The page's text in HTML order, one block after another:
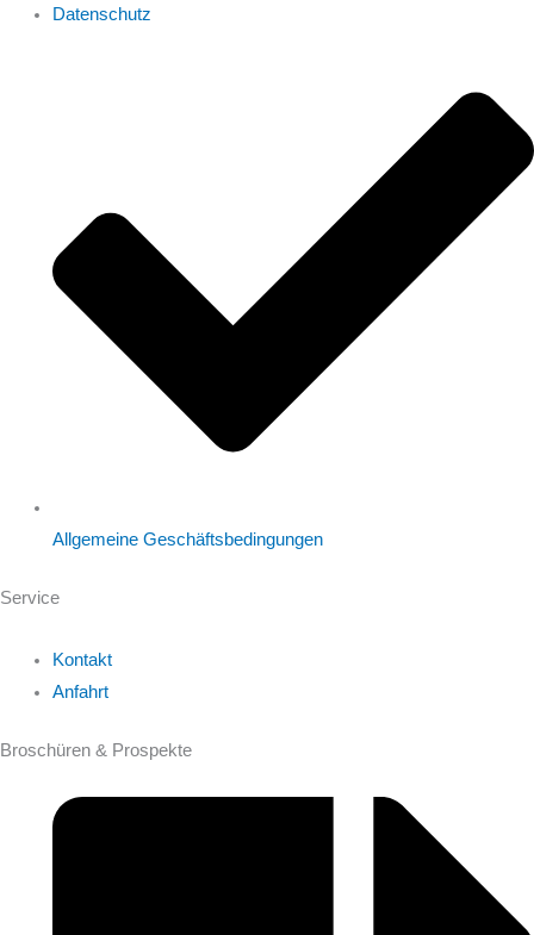
Datenschutz
Allgemeine Geschäftsbedingungen
Service
Kontakt
Anfahrt
Broschüren & Prospekte